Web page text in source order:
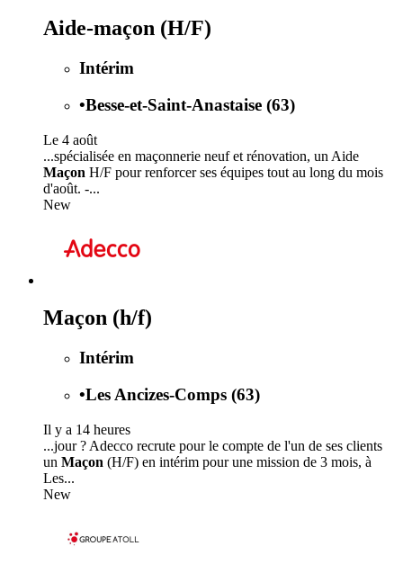
Aide-maçon (H/F)
Intérim
•Besse-et-Saint-Anastaise (63)
Le 4 août
...spécialisée en maçonnerie neuf et rénovation, un Aide
Maçon H/F pour renforcer ses équipes tout au long du mois
d'août. -...
New
Maçon (h/f)
Intérim
•Les Ancizes-Comps (63)
Il y a 14 heures
...jour ? Adecco recrute pour le compte de l'un de ses clients
un Maçon (H/F) en intérim pour une mission de 3 mois, à
Les...
New